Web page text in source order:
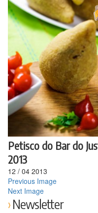
para
conteúdo
Petisco do Bar do
2013
12 / 04 2013
Previous Image
Next Image
Newsletter